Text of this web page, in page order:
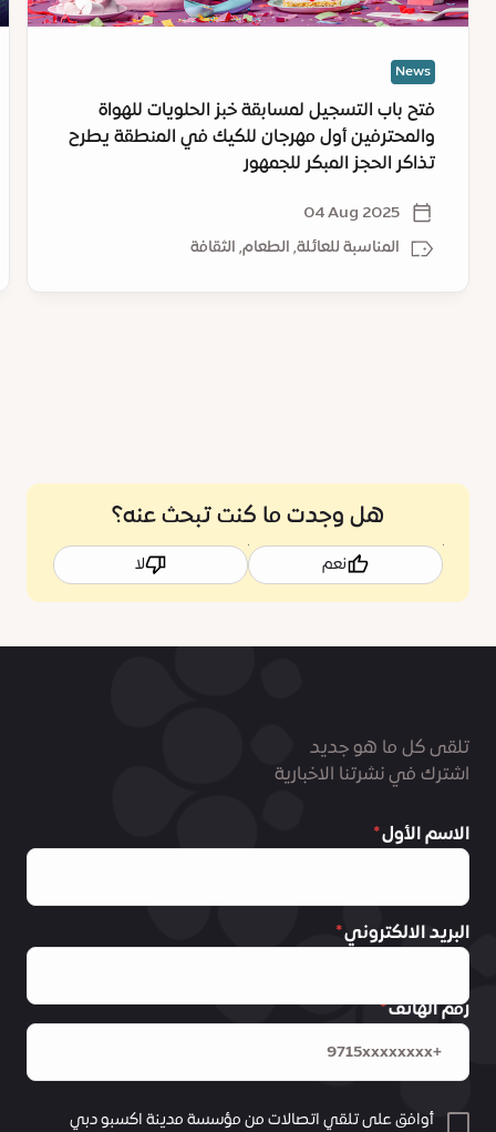
أول
للكيك
المنطقة
يطرح
المبكر
News
فتح باب التسجيل لمسابقة خبز الحلويات للهواة
والمحترفين أول مهرجان للكيك في المنطقة يطرح
تذاكر الحجز المبكر للجمهور
04 Aug 2025
المناسبة للعائلة, الطعام, الثقافة
هل وجدت ما كنت تبحث عنه؟
نعم لا
تلقى كل ما هو جديد
اشترك في نشرتنا الاخبارية
الاسم الأول
البريد الالكتروني
رقم الهاتف
أوافق على تلقي اتصالات من مؤسسة مدينة اكسبو دبي